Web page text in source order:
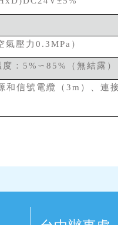
氣壓力0.3MPa ）
： 5% ∽85%
（無結露
和信號電纜（3m ）、連